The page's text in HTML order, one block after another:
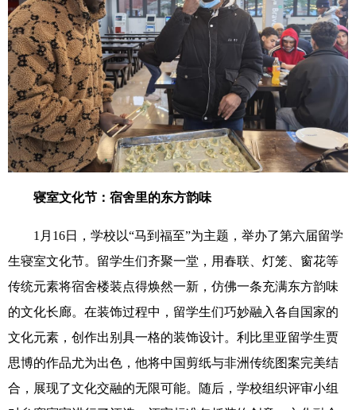
寝室文化节：宿舍里的东方韵味
1 月 16日，学校以“马到福至”为主题，举办了第六届留学
生寝室文化节。留学生们齐聚一堂，用春联、灯笼、窗花等
传统元素将宿舍楼装点得焕然一新，仿佛一条充满东方韵味
的文化长廊。在装饰过程中，留学生们巧妙融入各自国家的
文化元素，创作出别具一格的装饰设计。利比里亚留学生贾
思博的作品尤为出色，他将中国剪纸与非洲传统图案完美结
合，展现了文化交融的无限可能。随后，学校组织评审小组